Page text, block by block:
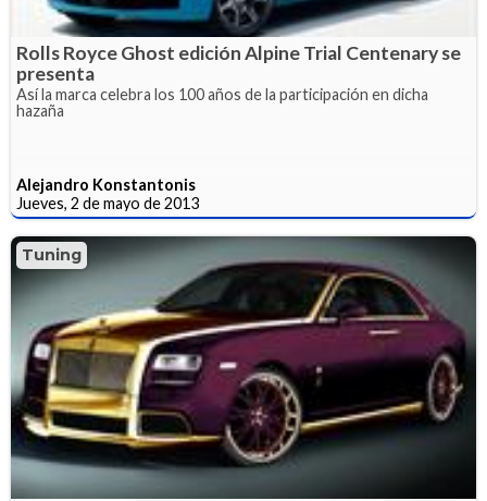
Rolls Royce Ghost edición Alpine Trial Centenary se
presenta
Así la marca celebra los 100 años de la participación en dicha
hazaña
Alejandro Konstantonis
Jueves, 2 de mayo de 2013
Tuning